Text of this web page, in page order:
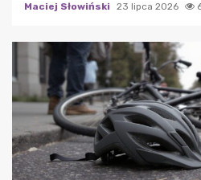
Maciej Słowiński 23 lipca 2026